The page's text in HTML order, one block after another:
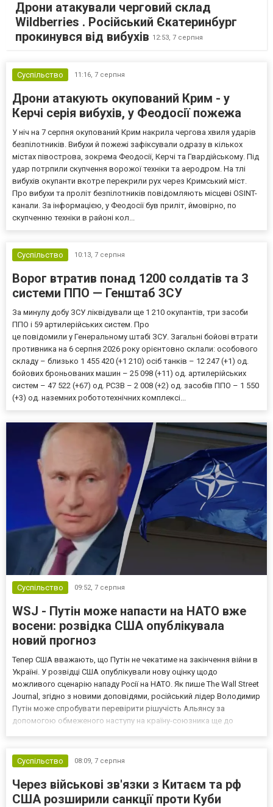
Дрони атакували черговий склад
Wildberries . Російський Єкатеринбург
прокинувся від вибухів 12:53, 7 серпня
Суспільство 11:16, 7 серпня
Дрони атакують окупований Крим - у
Керчі серія вибухів, у Феодосії пожежа
У ніч на 7 серпня окупований Крим накрила чергова хвиля ударів
безпілотників. Вибухи й пожежі зафіксували одразу в кількох
містах півострова, зокрема Феодосії, Керчі та Гвардійському. Під
удар потрпили скупчення ворожої техніки та аеродром. На тлі
вибухів окупанти вкотре перекрили рух через Кримський міст.
Про вибухи та проліт безпілотників повідомляють місцеві OSINT-
канали. За інформацією, у Феодосії був приліт, ймовірно, по
скупченню техніки в районі кол...
Суспільство 10:13, 7 серпня
Ворог втратив понад 1200 солдатів та 3
системи ППО — Генштаб ЗСУ
За минулу добу ЗСУ ліквідували ще 1 210 окупантів, три засоби
ППО і 59 артилерійських систем. Про
це повідомили у Генеральному штабі ЗСУ. Загальні бойові втрати
противника на 6 серпня 2026 року орієнтовно склали: особового
складу – близько 1 455 420 (+1 210) осіб танків – 12 247 (+1) од.
бойових броньованих машин – 25 098 (+11) од. артилерійських
систем – 47 522 (+67) од. РСЗВ – 2 008 (+2) од. засобів ППО – 1 550
(+3) од. наземних робототехнічних комплексі...
Суспільство 09:52, 7 серпня
WSJ - Путін може напасти на НАТО вже
восени: розвідка США опублікувала
новий прогноз
Тепер США вважають, що Путін не чекатиме на закінчення війни в
Україні. У розвідці США опублікували нову оцінку щодо
можливого сценарію нападу Росії на НАТО. Як пише The Wall Street
Journal, згідно з новими доповідями, російський лідер Володимир
Путін може спробувати перевірити рішучість Альянсу за
допомогою обмеженого наступу на країну-союзника ще до
Суспільство
08:09, 7 серпня
Через військові зв'язки з Китаєм та рф
США розширили санкції проти Куби